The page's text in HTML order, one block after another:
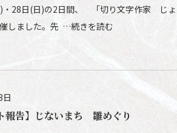
・28日(日)の2日間、 「切り文字作家 じょ
しました。先 …続きを読む
報告】じないまち 雛めぐり